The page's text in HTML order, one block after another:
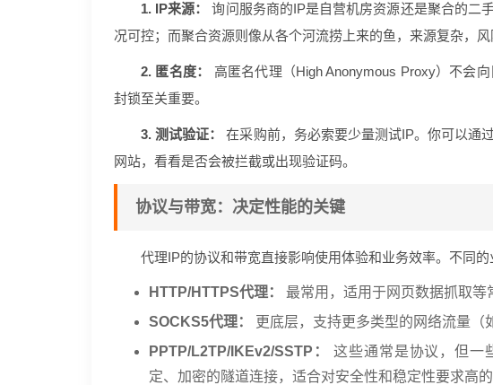
1. IP来源：
询问服务商的IP是自营机房资源还是聚合的二
况可控；而聚合资源则像从各个河流捞上来的鱼，来源复杂，风
2. 匿名度：
高匿名代理（High Anonymous Proxy）不会
封锁至关重要。
3. 测试验证：
在采购前，务必索要少量测试IP。你可以通
网站，看看是否会被拦截或出现验证码。
协议与带宽：决定性能的关键
代理IP的协议和带宽直接影响使用体验和业务效率。不同的
HTTP/HTTPS代理：
最常用，适用于网页数据抓取等
SOCKS5代理：
更底层，支持更多类型的网络流量（
PPTP/L2TP/IKEv2/SSTP：
这些通常是协议，但一
定、加密的隧道连接，适合对安全性和稳定性要求高的